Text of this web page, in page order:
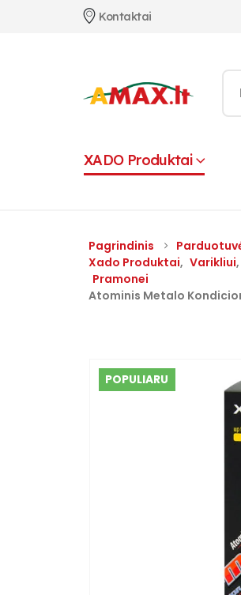
Kontaktai
XADO Produktai
Pagrindinis
Xado Produktai, Varikliui,
Pramonei
Atominis Metalo
POPULIARU